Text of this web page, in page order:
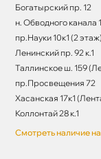
Богатырский пр. 12
н. Обводного канала
пр.Науки 10к1 (2 этаж)
Ленинский пр. 92 к.1
Таллинское ш. 159
пр.Просвещения 72
Хасанская 17к1
Коллонтай 28 к.1
Смотреть наличие